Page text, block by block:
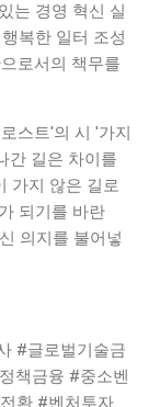
는 경영 혁신 실
복한 일터 조성
로서의 책무를
스트'의 시 '가지
간 길은 차이를
가지 않은 길로
되기를 바란
의지를 불어넣
#글로벌기술금
책금융 #중소벤
환 #벤처투자